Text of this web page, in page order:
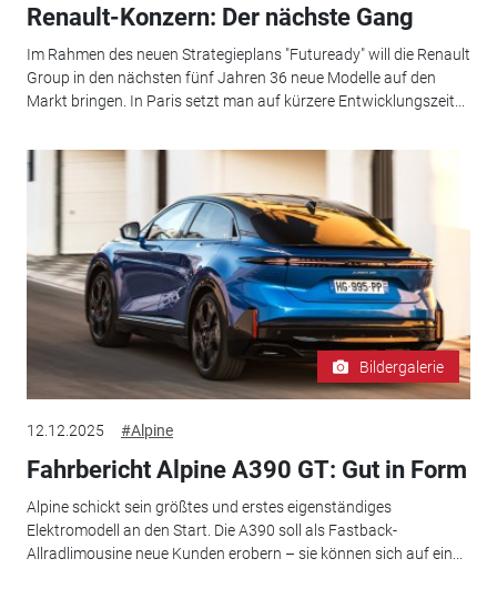
Renault-Konzern: Der nächste Gang
Im Rahmen des neuen Strategieplans "Futuready" will die Renault
Group in den nächsten fünf Jahren 36 neue Modelle auf den
Markt bringen. In Paris setzt man auf kürzere Entwicklungszeit...
Bildergalerie
12.12.2025 #Alpine
Fahrbericht Alpine A390 GT: Gut in Form
Alpine schickt sein größtes und erstes eigenständiges
Elektromodell an den Start. Die A390 soll als Fastback-
Allradlimousine neue Kunden erobern – sie können sich auf ein...